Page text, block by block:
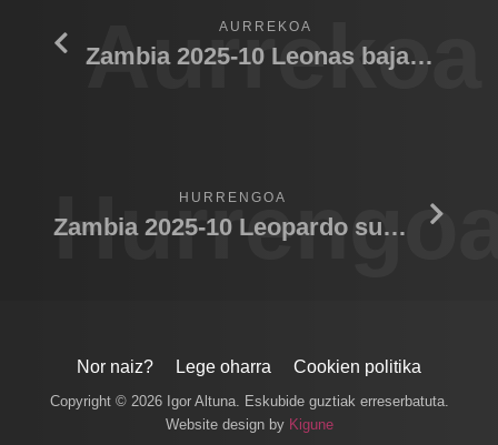
Aurrekoa
AURREKOA
Zambia 2025-10 Leonas bajando al rio
HURRENGOA
Zambia 2025-10 Leopardo subiendo arbol
Nor naiz? Lege oharra Cookien politika
Copyright © 2026 Igor Altuna. Eskubide guztiak erreserbatuta.
Website design by Kigune